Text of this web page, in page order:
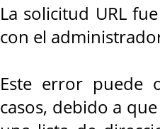
La solicitud URL
con el
Este error puede
casos, debido a